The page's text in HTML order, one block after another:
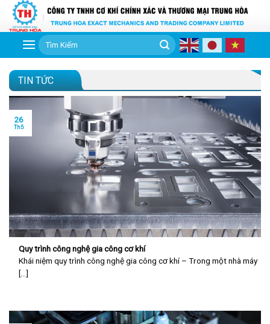
Skip
Tìm
kiếm:
TIN TỨC
Quy trình công nghệ gia công cơ khí
Khái niệm quy trình công nghệ gia công cơ khí – Trong một nhà máy
[...]
26
Th5